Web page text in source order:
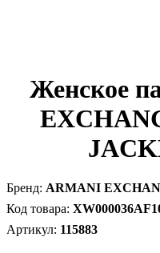
Женское
ARMANI
115883